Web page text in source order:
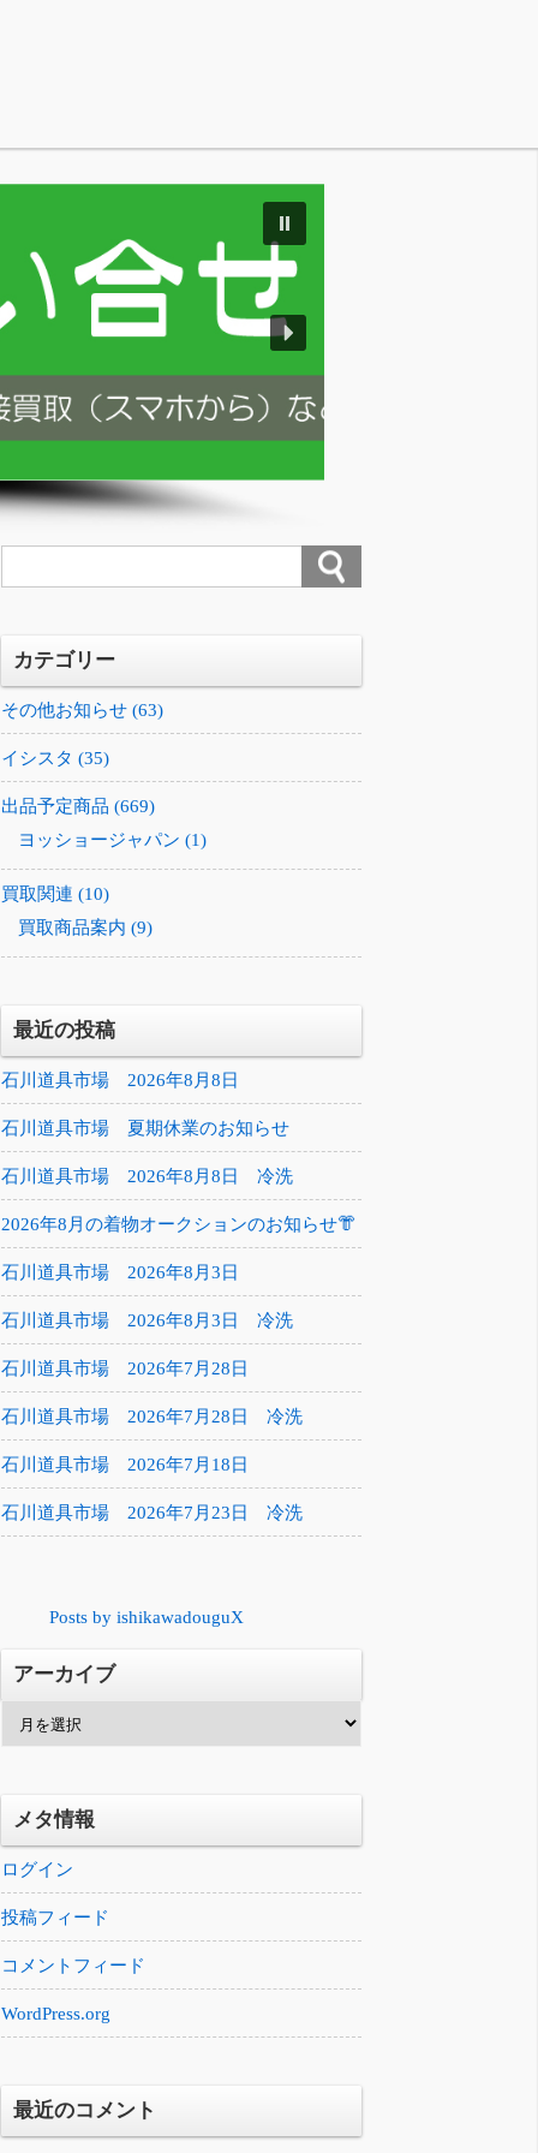
カテゴリー
その他お知らせ (63)
イシスタ (35)
出品予定商品 (669)
ヨッショージャパン (1)
買取関連 (10)
買取商品案内 (9)
最近の投稿
石川道具市場 2026年8月8日
石川道具市場 夏期休業のお知らせ
石川道具市場 2026年8月8日 冷洗
2026年8月の着物オークションのお知らせ👘
石川道具市場 2026年8月3日
石川道具市場 2026年8月3日 冷洗
石川道具市場 2026年7月28日
石川道具市場 2026年7月28日 冷洗
石川道具市場 2026年7月18日
石川道具市場 2026年7月23日 冷洗
Posts by ishikawadouguX
アーカイブ
イ
ブメタ情報
ログイン
投稿フィード
コメントフィード
WordPress.org
最近のコメント